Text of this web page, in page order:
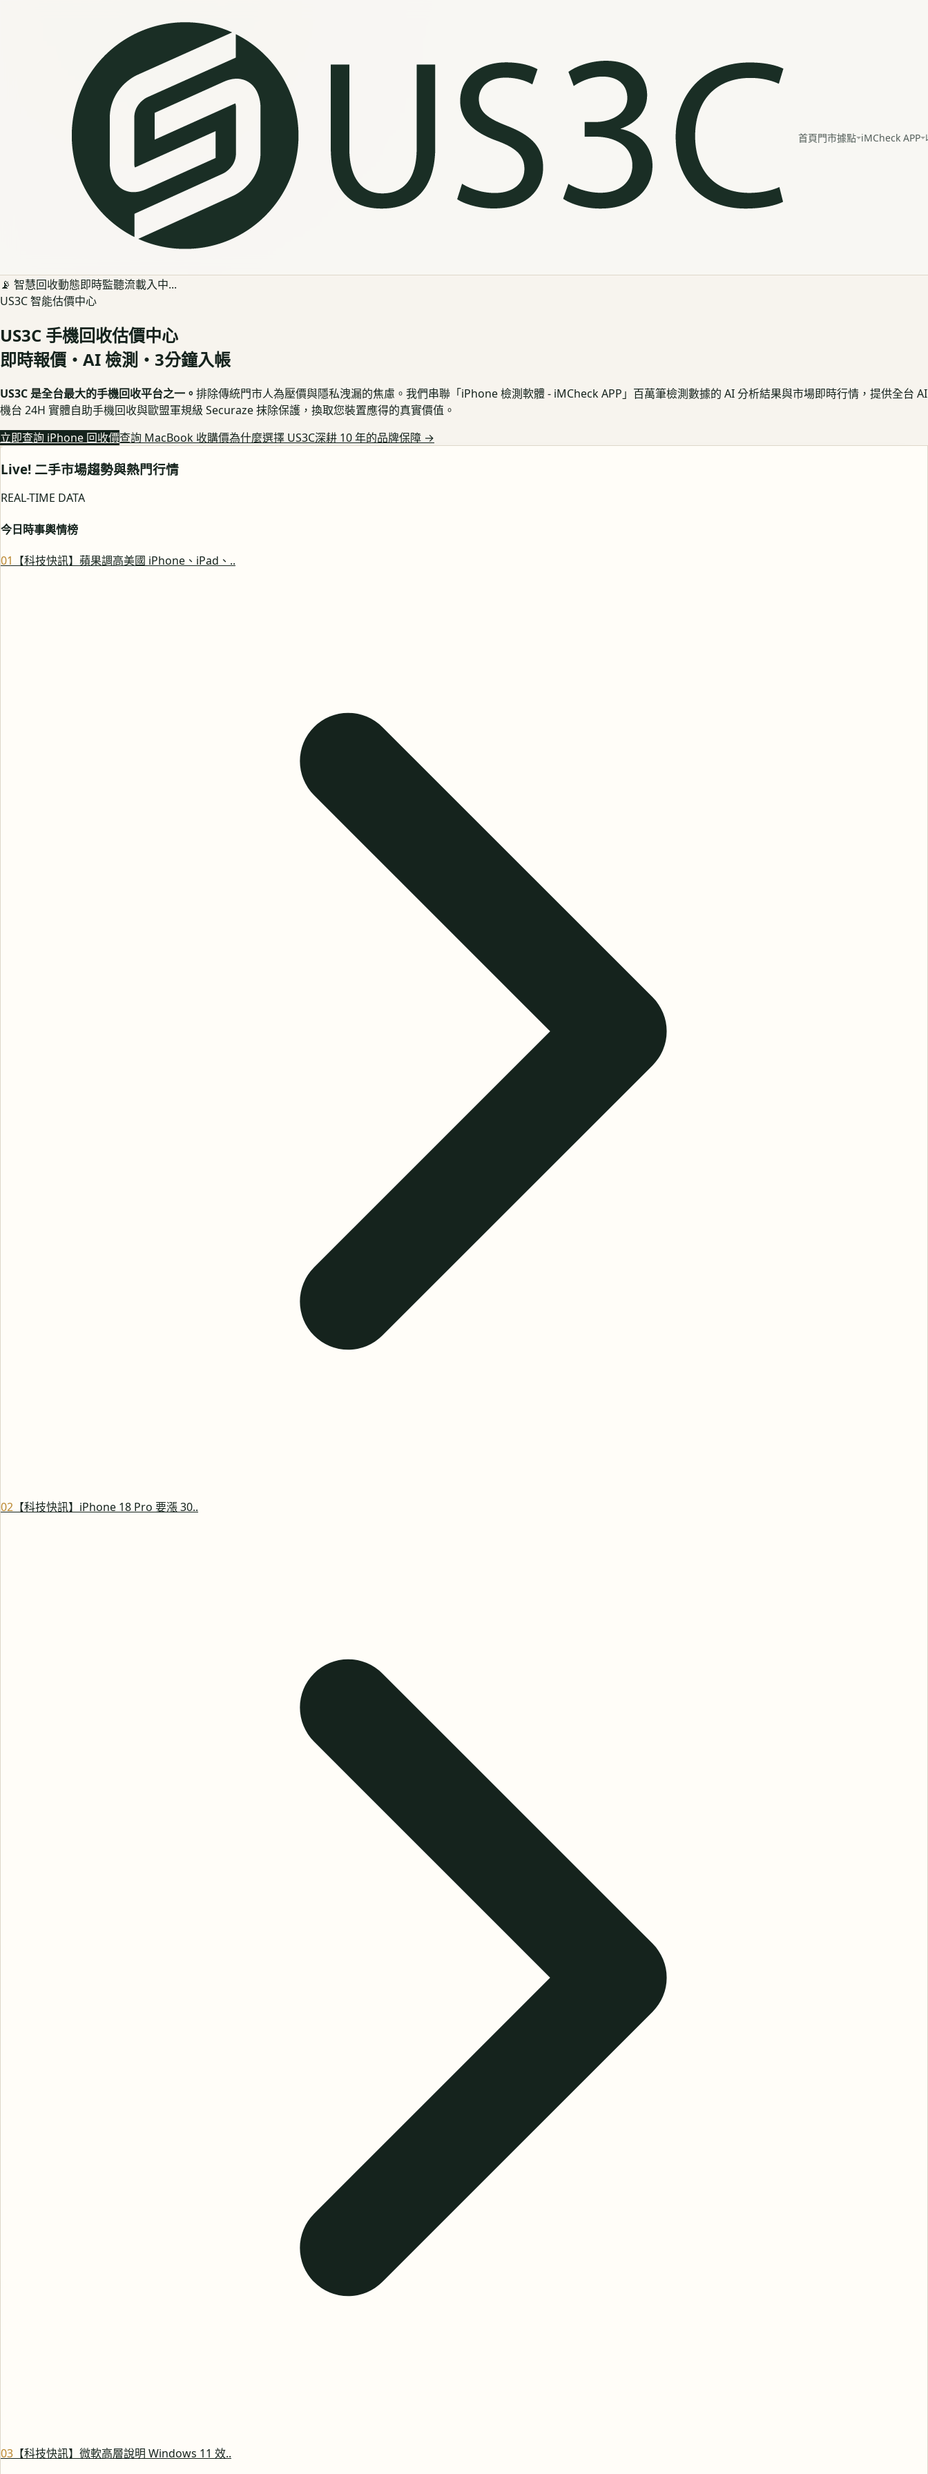
首頁門市據點 iMCheck APP
📡 智慧回收動態即時監聽流載入中...
US3C 智能估價中心
US3C 手機回收估價中心
即時報價・AI 檢測・3分鐘入帳
US3C 是全台最大的手機回收平台之一。 排除傳統門市人為壓價與隱私洩漏的焦慮。我們串聯「iPhone 檢測軟體 - iMCheck APP」百萬筆檢測數據的 AI 分析結果與市場即時行情，提供全台 AI
機台 24H 實體自助手機回收與歐盟軍規級 Securaze 抹除保護，換取您裝置應得的真實價值。
立即查詢 iPhone 回收價查詢 MacBook 收購價為什麼選擇 US3C深耕 10 年的品牌保障 →
Live! 二手市場趨勢與熱門行情
REAL-TIME DATA
今日時事輿情榜
01 【科技快訊】蘋果調高美國 iPhone、iPad、..
02 【科技快訊】iPhone 18 Pro 要漲 30..
03 【科技快訊】微軟高層說明 Windows 11 效..